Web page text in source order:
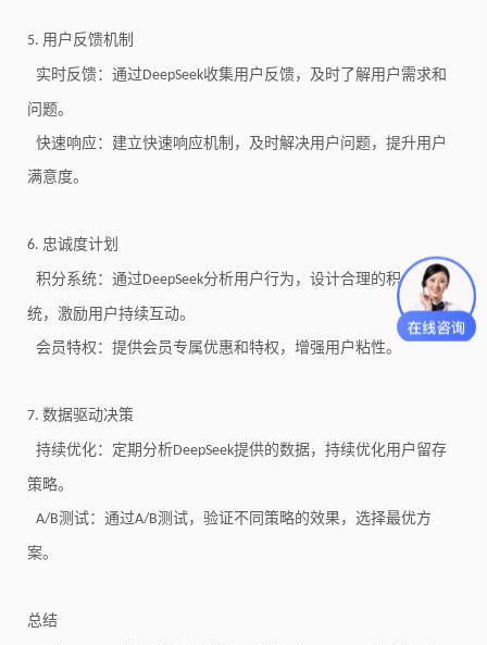
5. 用户反馈机制
实时反馈：通过DeepSeek收集用户反馈，及时了解用户需求和
问题。
快速响应：建立快速响应机制，及时解决用户问题，提升用户
满意度。
6. 忠诚度计划
积分系统：通过DeepSeek分析用户行为，设计合理的积分系
统，激励用户持续互动。
会员特权：提供会员专属优惠和特权，增强用户粘性。
7. 数据驱动决策
持续优化：定期分析DeepSeek提供的数据，持续优化用户留存
策略。
A/B测试：通过A/B测试，验证不同策略的效果，选择最优方
案。
总结